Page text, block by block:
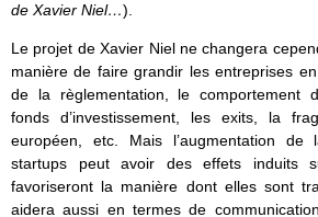
de Xavier Niel…).
Le projet de Xavier Niel ne changera
manière de faire grandir les entreprises
de la règlementation, le comportement
fonds d’investissement, les exits, la
européen, etc. Mais l’augmentation
startups peut avoir des effets induits
favoriseront la manière dont elles sont
aidera aussi en termes de